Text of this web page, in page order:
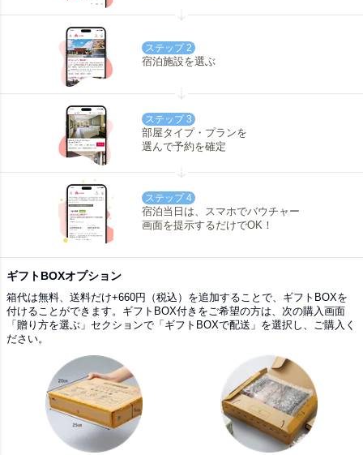
ステップ 2
宿泊施設を選ぶ
ステップ 3
部屋タイプ・プランを
選んで予約を確定
ステップ 4
宿泊当日は、スマホでバウチャー
画面を提示するだけでOK！
ギフトBOXオプション
箱代は無料、送料だけ+660円（税込）を追加することで、ギフトBOXを
付けることができます。ギフトBOX付きをご希望の方は、次の購入画面
「贈り方を選ぶ」セクションで「ギフトBOXで配送」を選択し、ご購入く
ださい。